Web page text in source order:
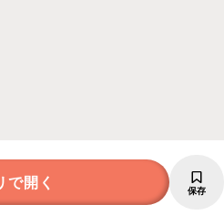
で開く 保存